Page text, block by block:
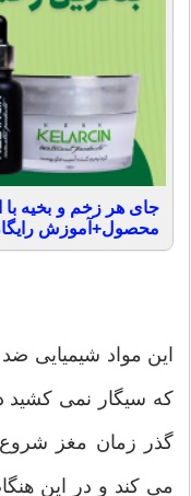
محصول+آموزش
این مواد شیمیایی
که سیگار نمی‏‏ کشید
گذر زمان مغز
می‏‏ کند و در این